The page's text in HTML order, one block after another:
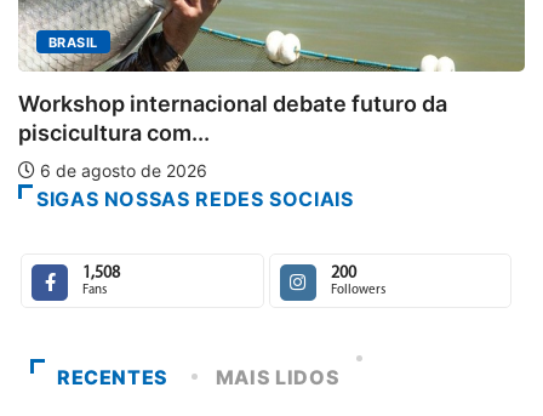
debate futuro da
Aberto o
SIGAS NOSSAS REDES SOCIAIS
1,508
Fans
200
Followers
RECENTES MAIS LIDOS